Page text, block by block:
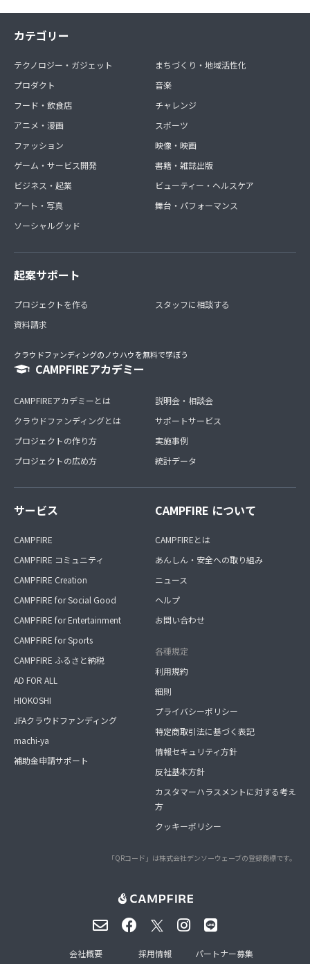
カテゴリー
テクノロジー・ガジェット
プロダクト
フード・飲食店
アニメ・漫画
ファッション
ゲーム・サービス開発
ビジネス・起業
アート・写真
ソーシャルグッド
まちづくり・地域活性化
音楽
チャレンジ
スポーツ
映像・映画
書籍・雑誌出版
ビューティー・ヘルスケア
舞台・パフォーマンス
起案サポート
プロジェクトを作る
資料請求
スタッフに相談する
クラウドファンディングのノウハウを無料で学ぼう
CAMPFIREアカデミー
CAMPFIREアカデミーとは
クラウドファンディングとは
プロジェクトの作り方
プロジェクトの広め方
説明会・相談会
サポートサービス
実施事例
統計データ
サービス
CAMPFIRE
CAMPFIRE コミュニティ
CAMPFIRE Creation
CAMPFIRE for Social Good
CAMPFIRE for Entertainment
CAMPFIRE for Sports
CAMPFIRE ふるさと納税
AD FOR ALL
HIOKOSHI
JFAクラウドファンディング
machi-ya
補助金申請サポート
CAMPFIRE について
CAMPFIREとは
あんしん・安全への取り組み
ニュース
ヘルプ
お問い合わせ
各種規定
利用規約
細則
プライバシーポリシー
特定商取引法に基づく表記
情報セキュリティ方針
反社基本方針
カスタマーハラスメントに対する考え
方
クッキーポリシー
「QRコード」は株式会社デンソーウェーブの登録商標です。
会社概要 採用情報 パートナー募集